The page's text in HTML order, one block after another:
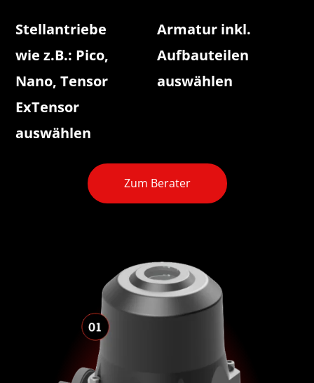
Stellantriebe
wie z.B.: Pico,
Nano, Tensor
ExTensor
auswählen
Armatur inkl.
Aufbauteilen
auswählen
Zum Berater